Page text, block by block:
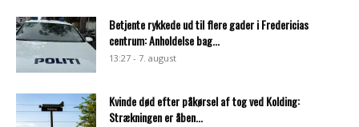
Betjente rykkede ud til flere gader i Fredericias
centrum: Anholdelse bag...
13:27 - 7. august
Kvinde død efter påkørsel af tog ved Kolding:
Strækningen er åben...